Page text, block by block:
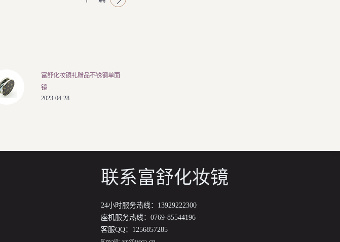
富舒化妆镜礼赠品不锈钢单面
镜
2023-04-28
联系富舒化妆镜
24小时服务热线：13929222300
座机服务热线：0769-85544196
客服QQ：1256857285